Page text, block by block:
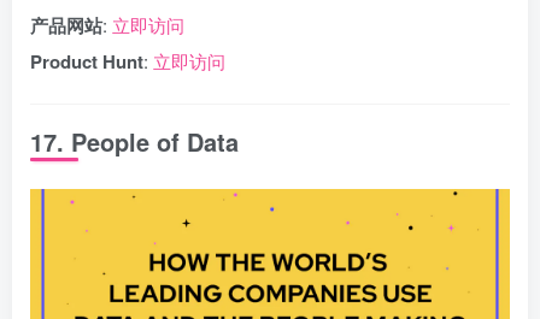
产品网站: 立即访问
Product Hunt: 立即访问
17. People of Data